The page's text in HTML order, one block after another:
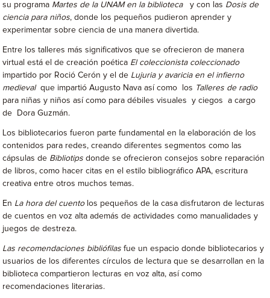
su programa Martes de la UNAM en la bibliotecay con las Dosis de
ciencia para niños, donde los pequeños pudieron aprender y
experimentar sobre ciencia de una manera divertida.
Entre los talleres más significativos que se ofrecieron de manera
virtual está el de creación poética El coleccionista coleccionado
impartido por Roció Cerón y el de Lujuria y avaricia en el infierno
medievalque impartió Augusto Nava así como los Talleres de radio
para niñas y niños así como para débiles visuales y ciegos a cargo
de Dora Guzmán.
Los bibliotecarios fueron parte fundamental en la elaboración de los
contenidos para redes, creando diferentes segmentos como las
cápsulas de Bibliotipsdonde se ofrecieron consejos sobre reparación
de libros, como hacer citas en el estilo bibliográfico APA, escritura
creativa entre otros muchos temas.
En La hora del cuento los pequeños de la casa disfrutaron de lecturas
de cuentos en voz alta además de actividades como manualidades y
juegos de destreza.
Las recomendaciones bibliófilas fue un espacio donde bibliotecarios y
usuarios de los diferentes círculos de lectura que se desarrollan en la
biblioteca compartieron lecturas en voz alta, así como
recomendaciones literarias.